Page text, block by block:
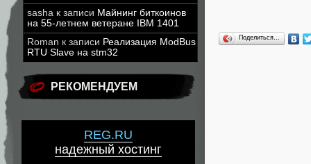
sasha к записи Майнинг биткоинов
на 55-летнем ветеране IBM 1401
Roman к записи Реализация ModBus
RTU Slave на stm32
РЕКОМЕНДУЕМ
REG.RU
надежный хостинг
Поделиться…